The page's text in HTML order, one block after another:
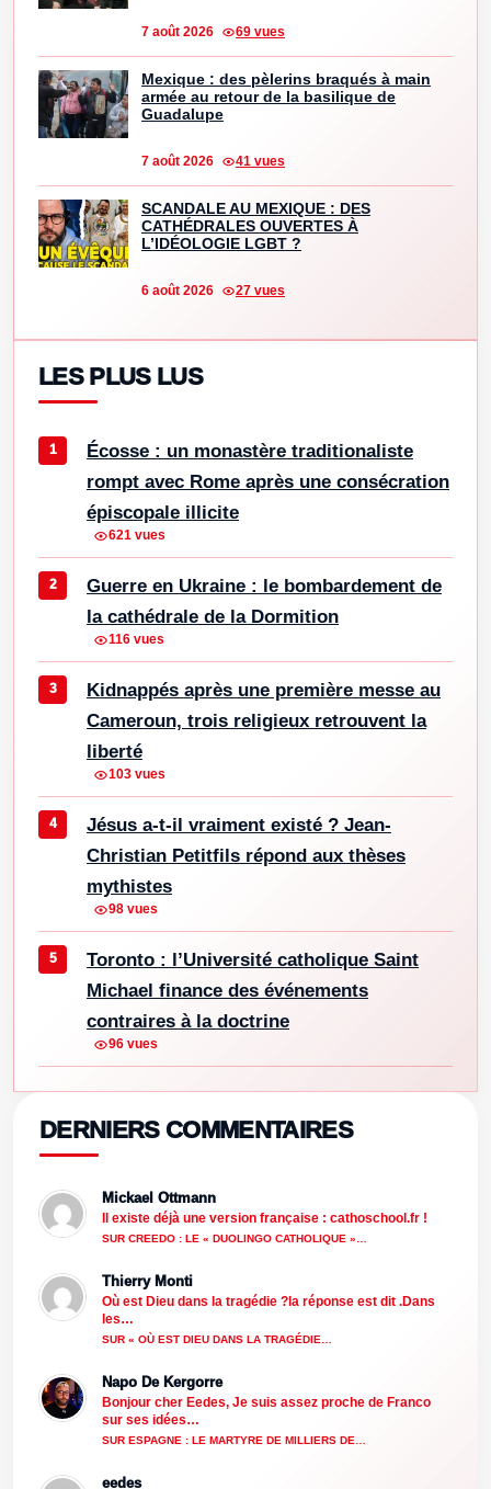
7 août 2026 69 vues
Mexique : des pèlerins braqués à main
armée au retour de la basilique de
Guadalupe
7 août 2026 41 vues
SCANDALE AU MEXIQUE : DES
CATHÉDRALES OUVERTES À
L’IDÉOLOGIE LGBT ?
6 août 2026 27 vues
LES PLUS LUS
Écosse : un monastère traditionaliste
rompt avec Rome après une consécration
épiscopale illicite
621 vues
Guerre en Ukraine : le bombardement de
la cathédrale de la Dormition
116 vues
Kidnappés après une première messe au
Cameroun, trois religieux retrouvent la
liberté
103 vues
Jésus a-t-il vraiment existé ? Jean-
Christian Petitfils répond aux thèses
mythistes
98 vues
Toronto : l’Université catholique Saint
Michael finance des événements
contraires à la doctrine
96 vues
DERNIERS COMMENTAIRES
Mickael Ottmann
Il existe déjà une version française : cathoschool.fr !
SUR CREEDO : LE « DUOLINGO CATHOLIQUE »…
Thierry Monti
Où est Dieu dans la tragédie ?la réponse est dit .Dans
les…
SUR « OÙ EST DIEU DANS LA TRAGÉDIE…
Napo De Kergorre
Bonjour cher Eedes, Je suis assez proche de Franco
sur ses idées…
SUR ESPAGNE : LE MARTYRE DE MILLIERS DE…
eedes